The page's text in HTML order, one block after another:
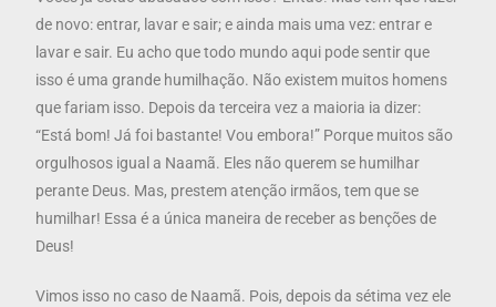
de novo: entrar, lavar e sair; e ainda mais uma vez: entrar e
lavar e sair. Eu acho que todo mundo aqui pode sentir que
isso é uma grande humilhação. Não existem muitos homens
que fariam isso. Depois da terceira vez a maioria ia dizer:
“Está bom! Já foi bastante! Vou embora!” Porque muitos são
orgulhosos igual a Naamã. Eles não querem se humilhar
perante Deus. Mas, prestem atenção irmãos, tem que se
humilhar! Essa é a única maneira de receber as benções de
Deus!
Vimos isso no caso de Naamã. Pois, depois da sétima vez ele